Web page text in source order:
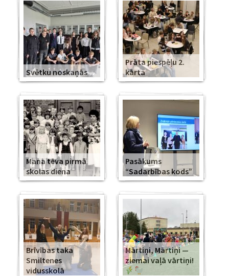
Svētku noskaņās
Prāta piespēļu 2.
kārta
Mana tēva pirmā
skolas diena
Pasākums
“Sadarbības kods”
Brīvības taka
Smiltenes
vidusskolā
Mārtiņi, Mārtiņi —
ziemai vaļā vārtiņi!